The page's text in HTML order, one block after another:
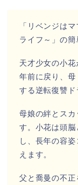
「リベンジは
ライフ～ 」の簡
天才少女の小
年前に戻り、
する逆転復讐ド
母娘の絆とスカ
す。小花は頭
し、長年の容
えます。
父と喬曼の不